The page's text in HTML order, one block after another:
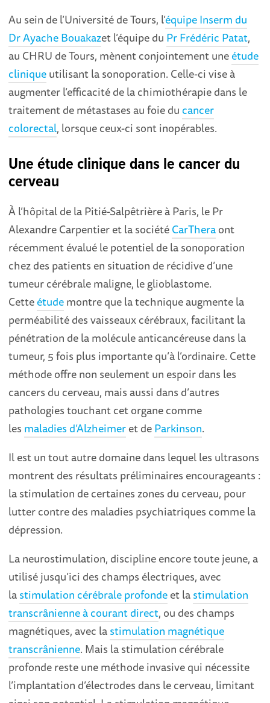
Au sein de l’Université de Tours, l’équipe Inserm du
Dr Ayache Bouakazet l’équipe du Pr Frédéric Patat,
au CHRU de Tours, mènent conjointement uneétude
cliniqueutilisant la sonoporation. Celle-ci vise à
augmenter l’efficacité de la chimiothérapie dans le
traitement de métastases au foie ducancer
colorectal, lorsque ceux-ci sont inopérables.
Une étude clinique dans le cancer du
cerveau
À l’hôpital de la Pitié-Salpêtrière à Paris, le Pr
Alexandre Carpentier et la sociétéCarTheraont
récemment évalué le potentiel de la sonoporation
chez des patients en situation de récidive d’une
tumeur cérébrale maligne, le glioblastome.
Cetteétudemontre que la technique augmente la
perméabilité des vaisseaux cérébraux, facilitant la
pénétration de la molécule anticancéreuse dans la
tumeur, 5 fois plus importante qu’à l’ordinaire. Cette
méthode offre non seulement un espoir dans les
cancers du cerveau, mais aussi dans d’autres
pathologies touchant cet organe comme
les maladies d’Alzheimeret deParkinson.
Il est un tout autre domaine dans lequel les ultrasons
montrent des résultats préliminaires encourageants :
la stimulation de certaines zones du cerveau, pour
lutter contre des maladies psychiatriques comme la
dépression.
La neurostimulation, discipline encore toute jeune, a
utilisé jusqu’ici des champs électriques, avec
lastimulation cérébrale profondeet lastimulation
transcrânienne à courant direct, ou des champs
magnétiques, avec lastimulation magnétique
transcrânienne. Mais la stimulation cérébrale
profonde reste une méthode invasive qui nécessite
l’implantation d’électrodes dans le cerveau, limitant